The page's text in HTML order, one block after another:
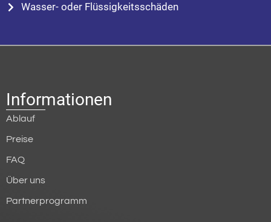
Wasser- oder Flüssigkeitsschäden
Informationen
Ablauf
Preise
FAQ
Über uns
Partnerprogramm